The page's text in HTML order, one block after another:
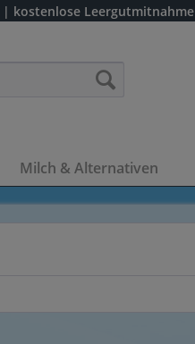
| kostenlose Leergutmitnahme
Milch & Alternativen